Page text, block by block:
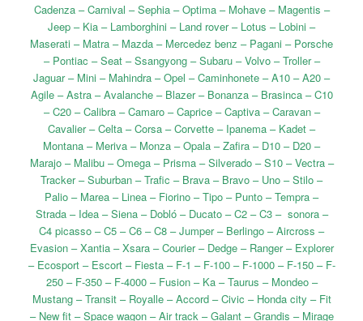
Cadenza – Carnival – Sephia – Optima – Mohave – Magentis –
Jeep – Kia – Lamborghini – Land rover – Lotus – Lobini –
Maserati – Matra – Mazda – Mercedez benz – Pagani – Porsche
– Pontiac – Seat – Ssangyong – Subaru – Volvo – Troller –
Jaguar – Mini – Mahindra – Opel – Caminhonete – A10 – A20 –
Agile – Astra – Avalanche – Blazer – Bonanza – Brasinca – C10
– C20 – Calibra – Camaro – Caprice – Captiva – Caravan –
Cavalier – Celta – Corsa – Corvette – Ipanema – Kadet –
Montana – Meriva – Monza – Opala – Zafira – D10 – D20 –
Marajo – Malibu – Omega – Prisma – Silverado – S10 – Vectra –
Tracker – Suburban – Trafic – Brava – Bravo – Uno – Stilo –
Palio – Marea – Linea – Fiorino – Tipo – Punto – Tempra –
Strada – Idea – Siena – Dobló – Ducato – C2 – C3 – sonora –
C4 picasso – C5 – C6 – C8 – Jumper – Berlingo – Aircross –
Evasion – Xantia – Xsara – Courier – Dedge – Ranger – Explorer
– Ecosport – Escort – Fiesta – F-1 – F-100 – F-1000 – F-150 – F-
250 – F-350 – F-4000 – Fusion – Ka – Taurus – Mondeo –
Mustang – Transit – Royalle – Accord – Civic – Honda city – Fit
– New fit – Space wagon – Air track – Galant – Grandis – Mirage